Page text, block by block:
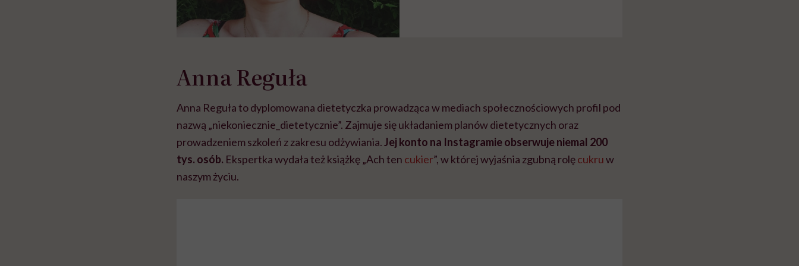
Anna Reguła
Anna Reguła to dyplomowana dietetyczka prowadząca w mediach społecznościowych profil pod
nazwą „niekoniecznie_dietetycznie”. Zajmuje się układaniem planów dietetycznych oraz
prowadzeniem szkoleń z zakresu odżywiania.Jej konto na Instagramie obserwuje niemal 200
tys. osób. Ekspertka wydała też książkę „Ach ten cukier”, w której wyjaśnia zgubną rolęcukruw
naszym życiu.